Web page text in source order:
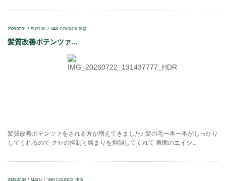
2026.07.31 SUZUKI VAN COUNCIL 津店
髪質改善ポテンツァ...
髪質改善ポテンツァをされる方が増えてきました♪ 髪の毛一本一本がしっかり
してくれるので クセの抑制と絡まりを抑制してくれて 表面のエイジ...
2026.07.30 MAYU VAN COUNCIL 津店